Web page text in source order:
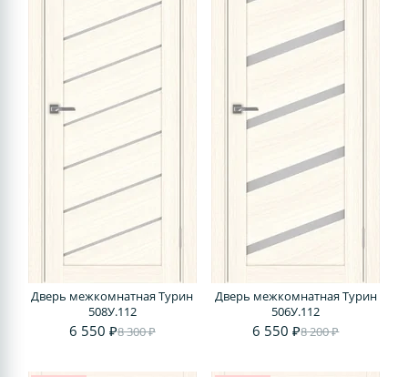
Дверь межкомнатная Турин
508У.112
6 550 ₽8 300 ₽
Дверь межкомнатная Турин
506У.112
6 550 ₽8 200 ₽